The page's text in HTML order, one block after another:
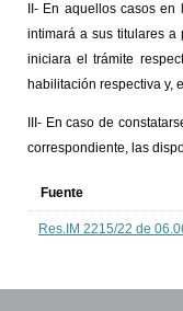
II- En aquellos casos
intimará a sus titulares a
iniciara el trámite
habilitación respectiva y,
III- En caso de
correspondiente, las
Fuente
Res.IM 2215/22 de